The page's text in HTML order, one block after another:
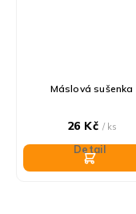
Máslová sušenka
26 Kč / ks
Detail